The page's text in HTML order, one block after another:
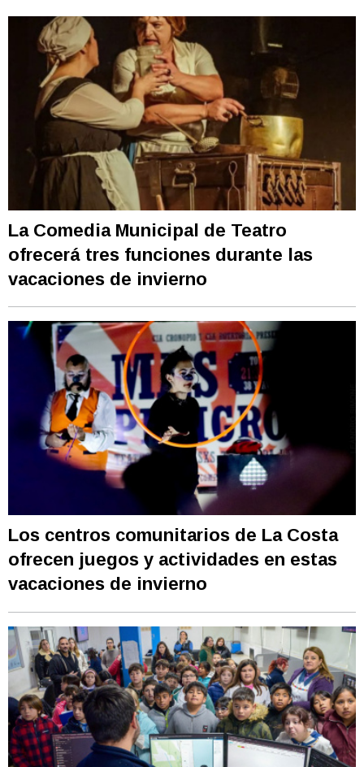
La Comedia Municipal de Teatro
ofrecerá tres funciones durante las
vacaciones de invierno
Los centros comunitarios de La Costa
ofrecen juegos y actividades en estas
vacaciones de invierno